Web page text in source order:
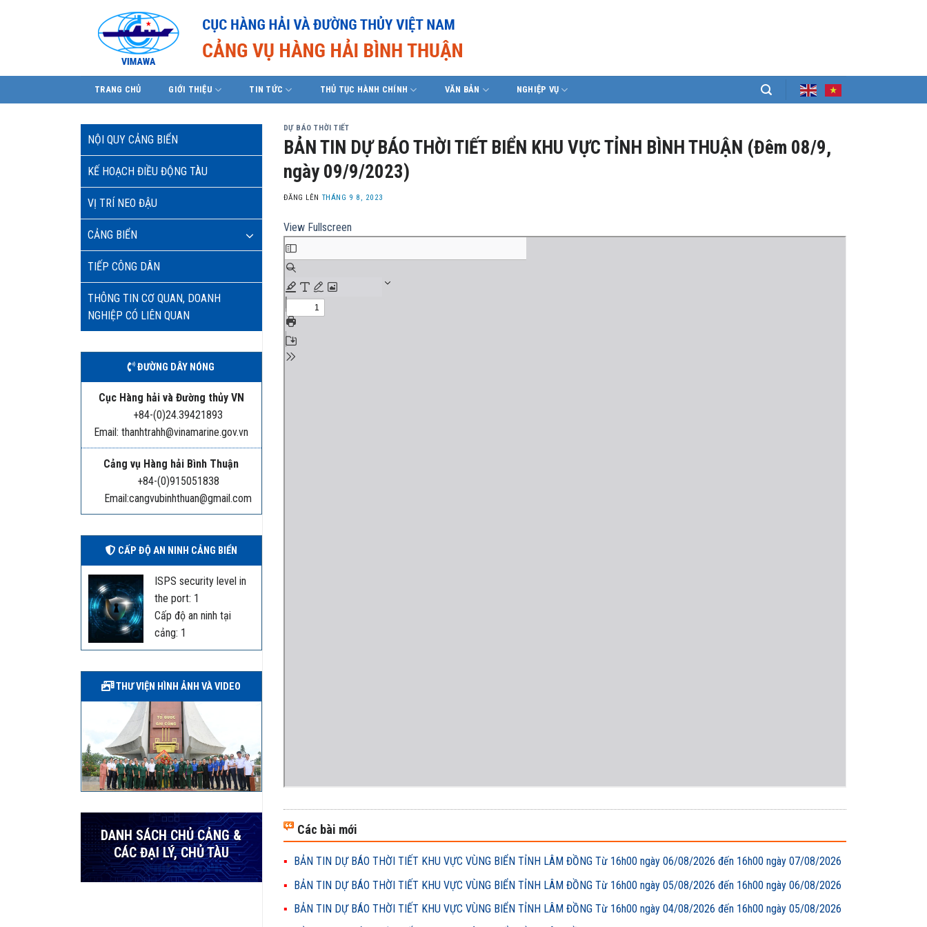
TRANG CHỦ GIỚI THIỆU TIN TỨC THỦ TỤC HÀNH CHÍNH VĂN BẢN NGHIỆP VỤ
NỘI QUY CẢNG BIỂN
KẾ HOẠCH ĐIỀU ĐỘNG TÀU
VỊ TRÍ NEO ĐẬU
CẢNG BIỂN
TIẾP CÔNG DÂN
THÔNG TIN CƠ QUAN, DOANH
NGHIỆP CÓ LIÊN QUAN
ĐƯỜNG DÂY NÓNG
Cục Hàng hải và Đường thủy VN
+84-(0)24.39421893
Email: thanhtrahh@vinamarine.gov.vn
Cảng vụ Hàng hải Bình Thuận
+84-(0)915051838
Email:cangvubinhthuan@gmail.com
CẤP ĐỘ AN NINH CẢNG BIỂN
ISPS security level in
the port: 1
Cấp độ an ninh tại
cảng: 1
THƯ VIỆN HÌNH ẢNH VÀ VIDEO
DANH SÁCH CHỦ CẢNG &
CÁC ĐẠI LÝ, CHỦ TÀU
DỰ BÁO THỜI TIẾT
BẢN TIN DỰ BÁO THỜI TIẾT BIỂN KHU VỰC TỈNH BÌNH THUẬN (Đêm 08/9,
ngày 09/9/2023)
ĐĂNG LÊN THÁNG 9 8, 2023
View Fullscreen
Các bài mới
BẢN TIN DỰ BÁO THỜI TIẾT KHU VỰC VÙNG BIỂN TỈNH LÂM ĐỒNG Từ 16h00 ngày 06/08/2026 đến 16h00 ngày 07/08/2026
BẢN TIN DỰ BÁO THỜI TIẾT KHU VỰC VÙNG BIỂN TỈNH LÂM ĐỒNG Từ 16h00 ngày 05/08/2026 đến 16h00 ngày 06/08/2026
BẢN TIN DỰ BÁO THỜI TIẾT KHU VỰC VÙNG BIỂN TỈNH LÂM ĐỒNG Từ 16h00 ngày 04/08/2026 đến 16h00 ngày 05/08/2026